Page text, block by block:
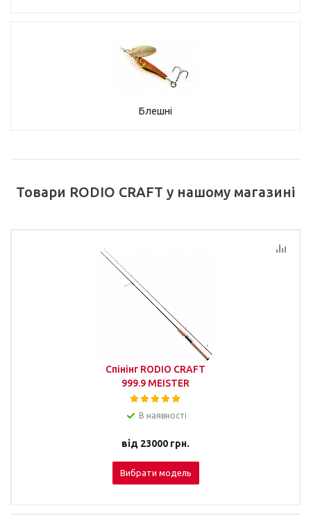
Блешні
Товари RODIO CRAFT у нашому магазині
Спінінг RODIO CRAFT
999.9 MEISTER
В наявності
від 23000 грн.
Вибрати модель